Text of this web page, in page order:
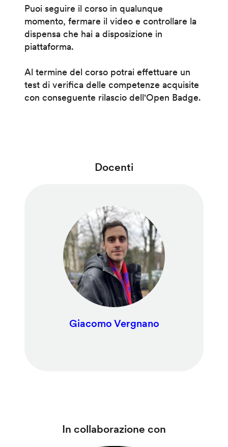
Puoi seguire il corso in qualunque
momento, fermare il video e controllare la
dispensa che hai a disposizione in
piattaforma.
Al termine del corso potrai effettuare un
test di verifica delle competenze acquisite
con conseguente rilascio dell'Open Badge.
Docenti
Giacomo Vergnano
In collaborazione con